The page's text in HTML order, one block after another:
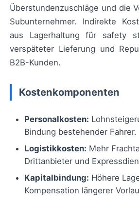
Überstundenzuschläge und die
Subunternehmer. Indirekte
aus Lagerhaltung für safety
verspäteter Lieferung und
B2B-Kunden.
Kostenkomponenten
Personalkosten:
Bindung bestehender Fahrer.
Logistikkosten: Mehr
Drittanbieter und
Kapitalbindung: Höhere
Kompensation längerer